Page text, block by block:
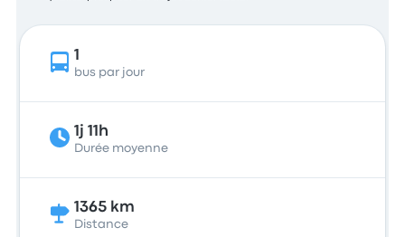
1
bus par jour
1j 11h
Durée moyenne
1365 km
Distance